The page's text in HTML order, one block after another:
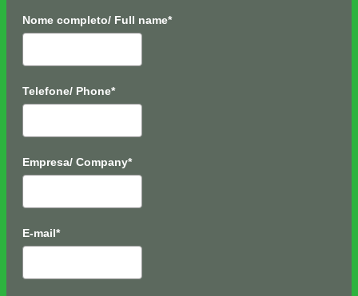
Nome completo/ Full name*
Telefone/ Phone*
Empresa/ Company*
E-mail*